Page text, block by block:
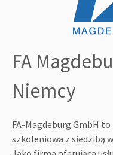
FA
Niemcy
FA-Magdeburg GmbH
szkoleniowa z siedzibą